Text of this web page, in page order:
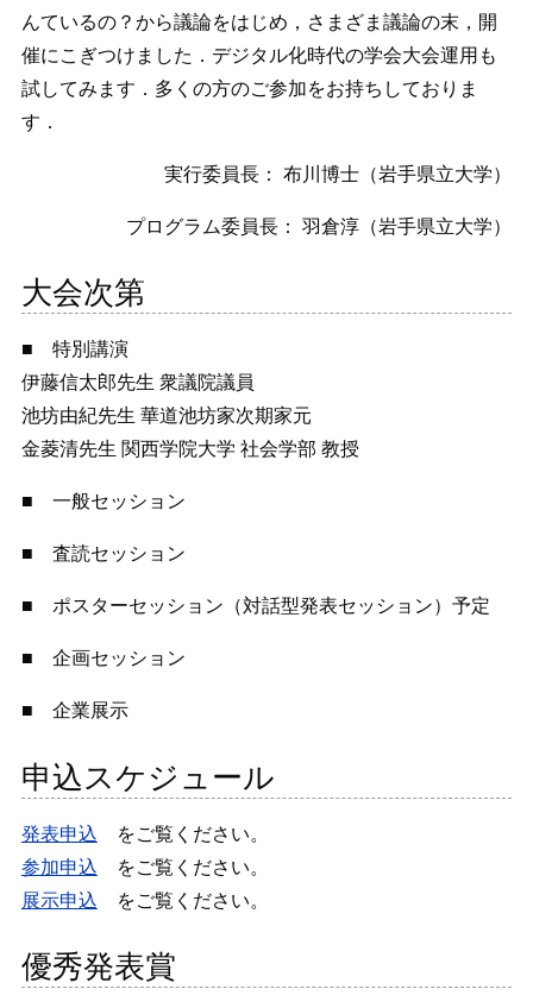
んているの？から議論をはじめ，さまざま議論の末，開
催にこぎつけました．デジタル化時代の学会大会運用も
試してみます．多くの方のご参加をお持ちしておりま
す．
実行委員長： 布川博士（岩手県立大学）
プログラム委員長： 羽倉淳（岩手県立大学）
大会次第
■ 特別講演
伊藤信太郎先生 衆議院議員
池坊由紀先生 華道池坊家次期家元
金菱清先生 関西学院大学 社会学部 教授
■ 一般セッション
■ 査読セッション
■ ポスターセッション（対話型発表セッション）予定
■ 企画セッション
■ 企業展示
申込スケジュール
発表申込 をご覧ください。
参加申込 をご覧ください。
展示申込 をご覧ください。
優秀発表賞